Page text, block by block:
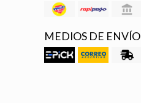
MEDIOS DE ENVÍO